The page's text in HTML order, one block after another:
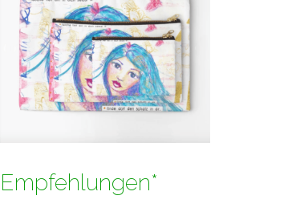
Empfehlungen*